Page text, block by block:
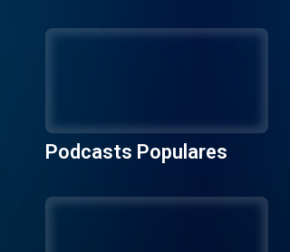
Podcasts Populares